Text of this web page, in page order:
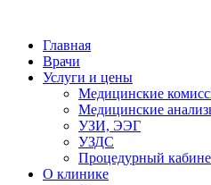
Главная
Врачи
Услуги и цены
Медицинские
Медицинские
УЗИ, ЭЭГ
УЗДС
Процедурный
О клинике